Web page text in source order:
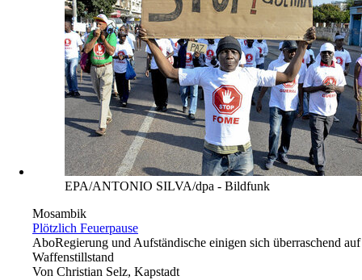
EPA/ANTONIO SILVA/dpa - Bildfunk
Mosambik
Plötzlich Feuerpause
AboRegierung und Aufständische einigen sich überraschend auf
Waffenstillstand
Von Christian Selz, Kapstadt